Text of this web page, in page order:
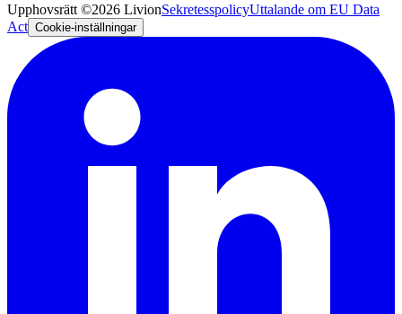
Upphovsrätt ©2026 LivionSekretesspolicyUttalande om EU Data
Act Cookie-inställningar